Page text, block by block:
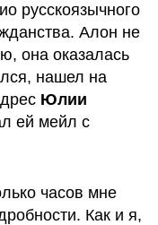
русскоязычного
Алон не
она оказалась
нашел на
Юлии
ей мейл с
часов мне
Как и я,